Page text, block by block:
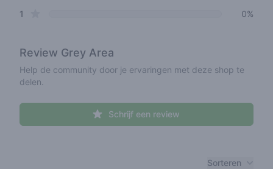
1
0%
Review Grey Area
Help de community door je ervaringen met deze shop te
delen.
Schrijf een review
Sorteren